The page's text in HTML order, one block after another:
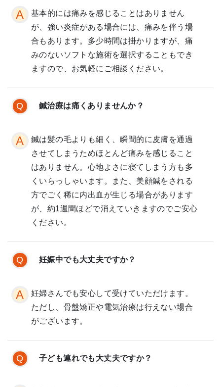
基本的には痛みを感じることはありません
が、強い炎症がある場合には、痛みを伴う場
合もあります。多少時間は掛かりますが、痛
みのないソフトな施術を選択することもでき
ますので、お気軽にご相談ください。
鍼治療は痛くありませんか？
鍼は髪の毛よりも細く、瞬間的に皮膚を通過
させてしまうためほとんど痛みを感じること
はありません。心地よさに寝てしまう方も多
くいらっしゃいます。また、美顔鍼をされる
方でごく稀に内出血が生じる場合があります
が、約1週間ほどで消えていきますのでご安心
ください。
妊娠中でも大丈夫ですか？
妊婦さんでも安心して受けていただけます。
ただし、骨盤矯正や電気治療は行えない場合
がございます。
子ども連れでも大丈夫ですか？